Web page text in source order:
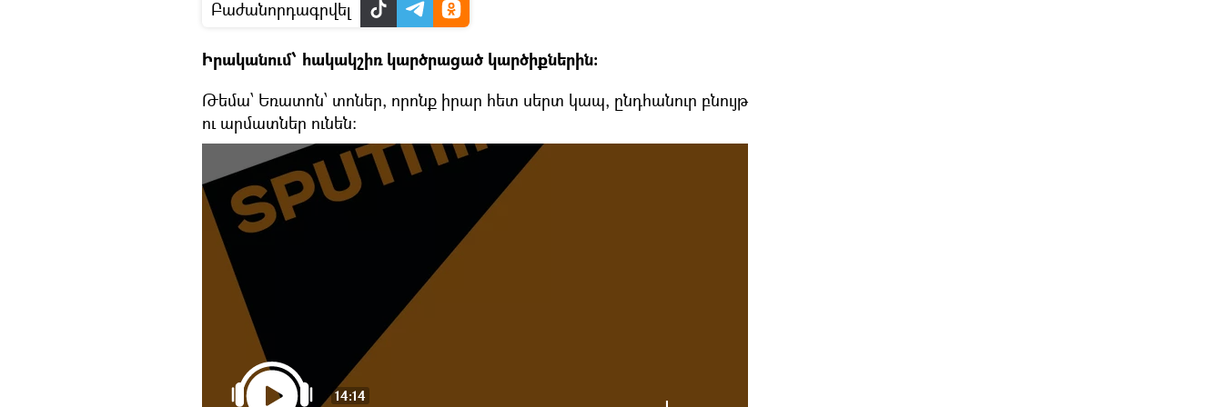
Բաժանորդագրվել
Իրականում՝ հակակշիռ կարծրացած կարծիքներին:
Թեմա՝ Եռատոն՝ տոներ, որոնք իրար հետ սերտ կապ, ընդհանուր բնույթ
ու արմատներ ունեն:
14:14